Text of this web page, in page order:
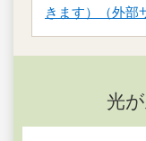
きます）（外部
光